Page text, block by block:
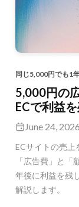
同じ5,000円でも1
5,000円の
ECで利益
June 24, 2026
ECサイトの売上
「広告費」と
年後に利益を残
解説します。